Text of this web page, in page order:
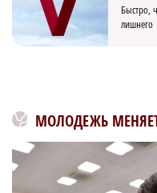
Быстро,
лишнего
МОЛОДЕЖЬ